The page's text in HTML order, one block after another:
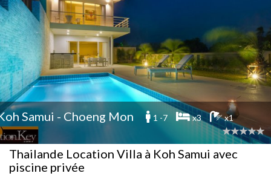
Samui - Choeng Mon 1 -7 x3 x1
Thailande Location Villa à Koh Samui avec
piscine privée